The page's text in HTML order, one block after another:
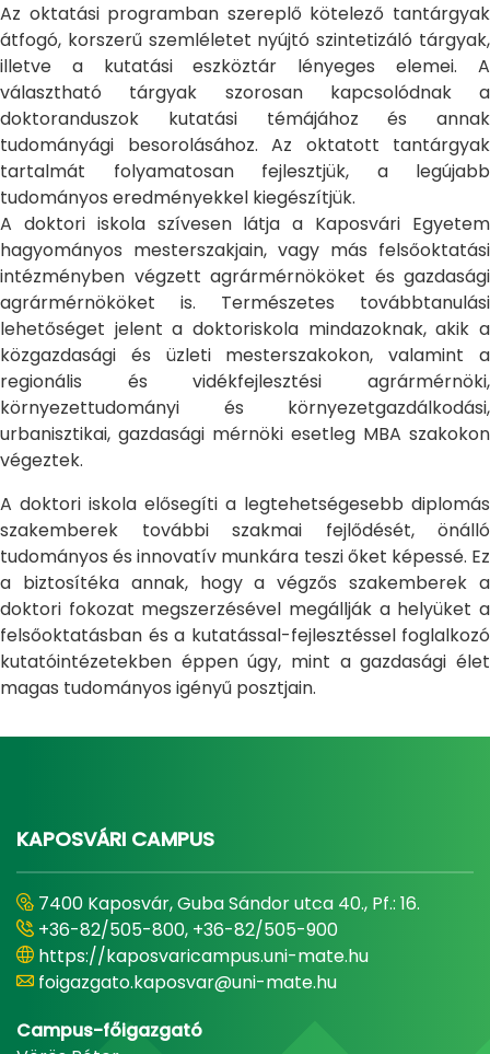
Az oktatási programban szereplő kötelező tantárgyak
átfogó, korszerű szemléletet nyújtó szintetizáló tárgyak,
illetve a kutatási eszköztár lényeges elemei. A
választható tárgyak szorosan kapcsolódnak a
doktoranduszok kutatási témájához és annak
tudományági besorolásához. Az oktatott tantárgyak
tartalmát folyamatosan fejlesztjük, a legújabb
tudományos eredményekkel kiegészítjük.
A doktori iskola szívesen látja a Kaposvári Egyetem
hagyományos mesterszakjain, vagy más felsőoktatási
intézményben végzett agrármérnököket és gazdasági
agrármérnököket is. Természetes továbbtanulási
lehetőséget jelent a doktoriskola mindazoknak, akik a
közgazdasági és üzleti mesterszakokon, valamint a
regionális és vidékfejlesztési agrármérnöki,
környezettudományi és környezetgazdálkodási,
urbanisztikai, gazdasági mérnöki esetleg MBA szakokon
végeztek.
A doktori iskola elősegíti a legtehetségesebb diplomás
szakemberek további szakmai fejlődését, önálló
tudományos és innovatív munkára teszi őket képessé. Ez
a biztosítéka annak, hogy a végzős szakemberek a
doktori fokozat megszerzésével megállják a helyüket a
felsőoktatásban és a kutatással-fejlesztéssel foglalkozó
kutatóintézetekben éppen úgy, mint a gazdasági élet
magas tudományos igényű posztjain.
KAPOSVÁRI CAMPUS
7400 Kaposvár, Guba Sándor utca 40., Pf.: 16.
+36-82/505-800, +36-82/505-900
https://kaposvaricampus.uni-mate.hu
foigazgato.kaposvar@uni-mate.hu
Campus-főigazgató